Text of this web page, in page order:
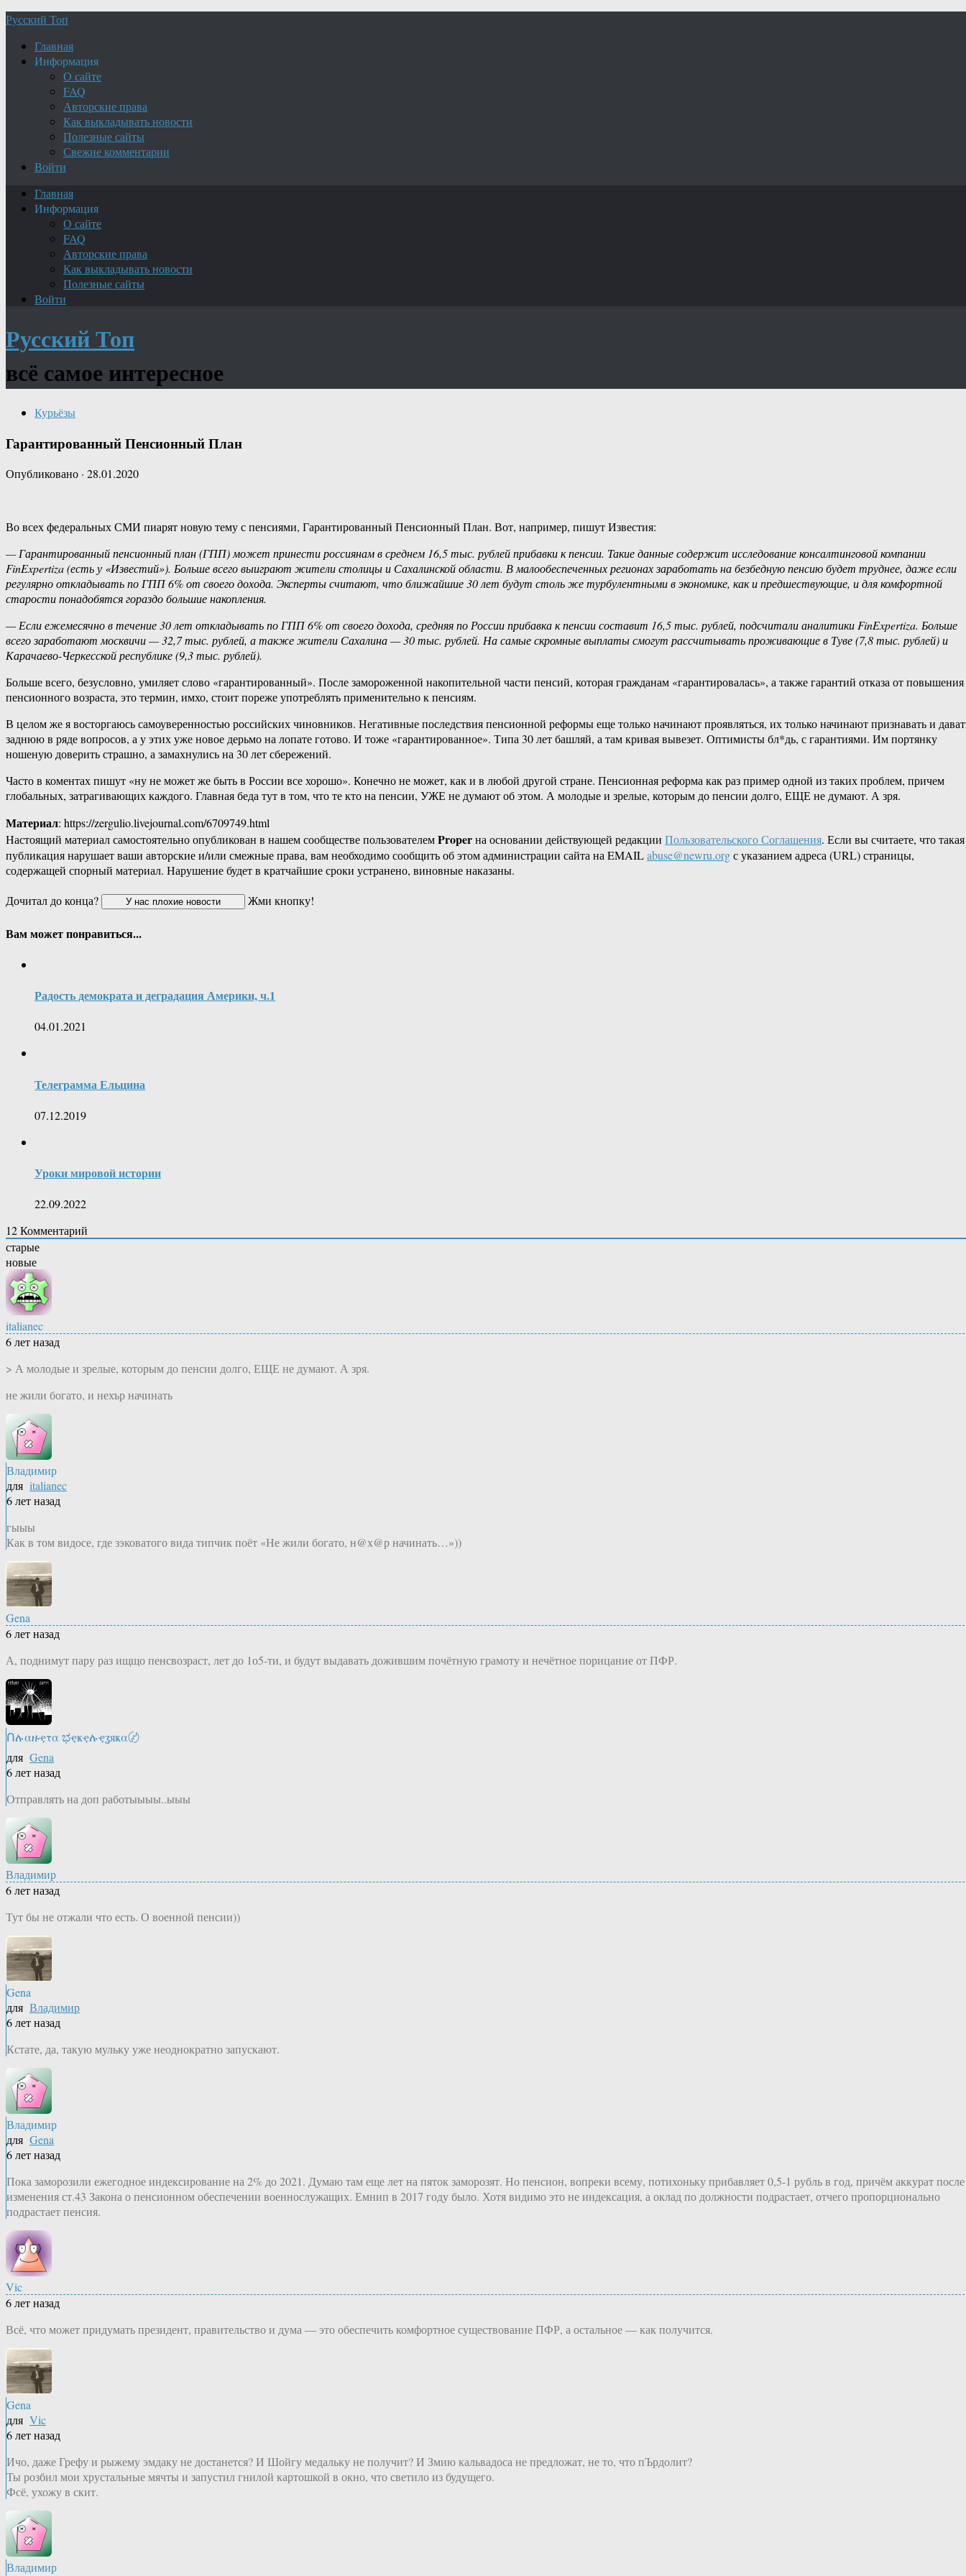
Русский Топ
Главная
Информация
О сайте
FAQ
Авторские права
Как выкладывать новости
Полезные сайты
Свежие комментарии
Войти
Главная
Информация
О сайте
FAQ
Авторские права
Как выкладывать новости
Полезные сайты
Войти
Русский Топ
всё самое интересное
Курьёзы
Гарантированный Пенсионный План
Опубликовано · 28.01.2020
Во всех федеральных СМИ пиарят новую тему с пенсиями, Гарантированный Пенсионный План. Вот, например, пишут Известия:
— Гарантированный пенсионный план (ГПП) может принести россиянам в среднем 16,5 тыс. рублей прибавки к пенсии. Такие данные содержит исследование консалтинговой компании
FinExpertiza (есть у «Известий»). Больше всего выиграют жители столицы и Сахалинской области. В малообеспеченных регионах заработать на безбедную пенсию будет труднее, даже если
регулярно откладывать по ГПП 6% от своего дохода. Эксперты считают, что ближайшие 30 лет будут столь же турбулентными в экономике, как и предшествующие, и для комфортной
старости понадобятся гораздо большие накопления.
— Если ежемесячно в течение 30 лет откладывать по ГПП 6% от своего дохода, средняя по России прибавка к пенсии составит 16,5 тыс. рублей, подсчитали аналитики FinExpertiza. Больше
всего заработают москвичи — 32,7 тыс. рублей, а также жители Сахалина — 30 тыс. рублей. На самые скромные выплаты смогут рассчитывать проживающие в Туве (7,8 тыс. рублей) и
Карачаево-Черкесской республике (9,3 тыс. рублей).
Больше всего, безусловно, умиляет слово «гарантированный». После замороженной накопительной части пенсий, которая гражданам «гарантировалась», а также гарантий отказа от повышения
пенсионного возраста, это термин, имхо, стоит пореже употреблять применительно к пенсиям.
В целом же я восторгаюсь самоуверенностью российских чиновников. Негативные последствия пенсионной реформы еще только начинают проявляться, их только начинают признавать и
заднюю в ряде вопросов, а у этих уже новое дерьмо на лопате готово. И тоже «гарантированное». Типа 30 лет башляй, а там кривая вывезет. Оптимисты бл*дь, с гарантиями. Им портянку
ношеную доверить страшно, а замахнулись на 30 лет сбережений.
Часто в коментах пишут «ну не может же быть в России все хорошо». Конечно не может, как и в любой другой стране. Пенсионная реформа как раз пример одной из таких проблем, причем
глобальных, затрагивающих каждого. Главная беда тут в том, что те кто на пенсии, УЖЕ не думают об этом. А молодые и зрелые, которым до пенсии долго, ЕЩЕ не думают. А зря.
Материал: https://zergulio.livejournal.com/6709749.html
Настоящий материал самостоятельно опубликован в нашем сообществе пользователемProperна основании действующей редакции Пользовательского Соглашения. Если вы считаете, что такая
публикация нарушает ваши авторские и/или смежные права, вам необходимо сообщить об этом администрации сайта на EMAILabuse@newru.orgс указанием адреса (URL) страницы,
содержащей спорный материал. Нарушение будет в кратчайшие сроки устранено, виновные наказаны.
Дочитал до конца?
Жми кнопку!
Вам может понравиться...
Радость демократа и деградация Америки, ч.1
04.01.2021
Телеграмма Ельцина
07.12.2019
Уроки мировой истории
22.09.2022
12Комментарий
старые
новые
italianec
6 лет назад
> А молодые и зрелые, которым до пенсии долго, ЕЩЕ не думают. А зря.
не жили богато, и нехър начинать
Владимир
для italianec
6 лет назад
гыыы
Как в том видосе, где зэковатого вида типчик поёт «Не жили богато, н@х@р начинать…»))
Gena
6 лет назад
А, поднимут пару раз ищщо пенсвозраст, лет до 1о5-ти, и будут выдавать дожившим почётную грамоту и нечётное порицание от ПФР.
Ոሉαዙҿτα ಭҿҝҿሉҿʓяҝα〄
для Gena
6 лет назад
Отправлять на доп работыыыы..ыыы
Владимир
6 лет назад
Тут бы не отжали что есть. О военной пенсии))
Gena
для Владимир
6 лет назад
Кстате, да, такую мульку уже неоднократно запускают.
Владимир
для Gena
6 лет назад
Пока заморозили ежегодное индексирование на 2% до 2021. Думаю там еще лет на пяток заморозят. Но пенсион, вопреки всему, потихоньку прибавляет 0,5-1 рубль в год, причём аккурат после
изменения ст.43 Закона о пенсионном обеспечении военнослужащих. Емнип в 2017 году было. Хотя видимо это не индексация, а оклад по должности подрастает, отчего пропорционально
подрастает пенсия.
Vic
6 лет назад
Всё, что может придумать президент, правительство и дума — это обеспечить комфортное существование ПФР, а остальное — как получится.
Gena
для Vic
6 лет назад
Ичо, даже Грефу и рыжему эмдаку не достанется? И Шойгу медальку не получит? И Змию кальвадоса не предложат, не то, что пЪрдолит?
Ты розбил мои хрустальные мячты и запустил гнилой картошкой в окно, что светило из будущего.
Фсё, ухожу в скит.
Владимир